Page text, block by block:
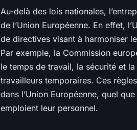
Au-delà des lois nationales,
de l’Union Européenne. En effet,
de directives visant à harmoniser
Par exemple, la Commission
le temps de travail, la sécurité et
travailleurs temporaires. Ces
dans l’Union Européenne, quel
emploient leur personnel.